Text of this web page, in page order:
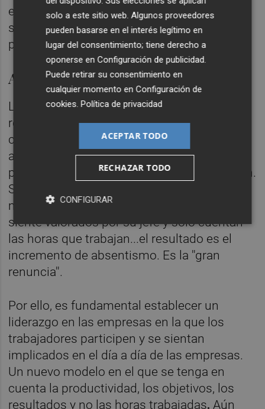
el que se va a poder establecer no solo las
soluciones sino poner las medidas para
prevenir el absentismo.
Anteponer la vida personal
La pandemia ha provocado un
replanteamiento de valores. Antes del
coronavirus, muchas eran las personas que
anteponían su trabajo a la vida pesonal. La
pandemia ha supuesto un punto de inflexión.
Si, además, le sumas a que se sienten poco
motivados por la tarea que realizan, no se
siente valorados por su jefe y solo cuentan
las horas que trabajan...el resultado es el
incremento de absentismo. Es la ''gran
renuncia''.
Por ello, es fundamental establecer un
liderazgo en las empresas en la que los
trabajadores participen y se sientan
implicados en el día a día de las empresas.
Un nuevo modelo en el que se tenga en
cuenta la productividad, los objetivos, los
resultados y no las horas trabajadas.Aún
solo a este sitio web. Algunos proveedores
pueden basarse en el interés legítimo en
lugar del consentimiento; tiene derecho a
oponerse enConfiguración de publicidad.
Puede retirar su consentimiento en
cualquier momento enConfiguración de
cookies.Política de privacidad
ACEPTAR TODO
RECHAZAR TODO
CONFIGURAR